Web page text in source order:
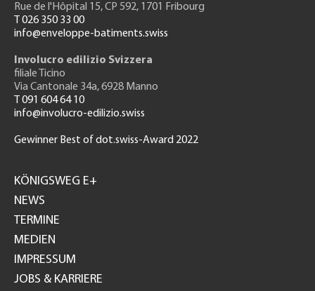
Rue de l'Hôpital 15, CP 592, 1701 Fribourg
T 026 350 33 00
info@enveloppe-batiments.swiss
Involucro edilizio Svizzera
filiale Ticino
Via Cantonale 34a, 6928 Manno
T 091 604 64 10
info@involucro-edilizio.swiss
Gewinner Best of dot.swiss-Award 2022
GH
KÖNIGSWEG E+
NEWS
TERMINE
MEDIEN
IMPRESSUM
JOBS & KARRIERE